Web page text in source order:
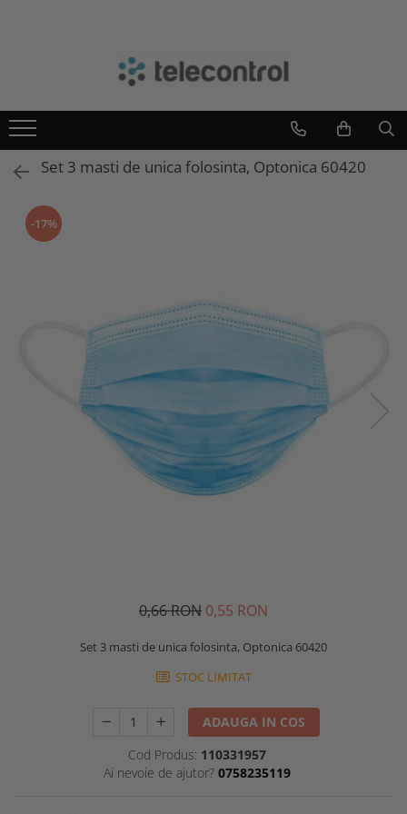
Teletask
IntelightSet 3 masti de unica folosinta, Optonica 60420
-17%
0,66 RON 0,55 RON
Set 3 masti de unica folosinta, Optonica 60420
STOC LIMITAT
ADAUGA IN COS
Cod Produs: 110331957
Ai nevoie de ajutor? 0758235119